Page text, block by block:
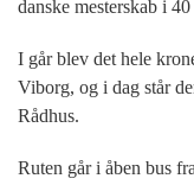
danske mesterskab i
I går blev det hele
Viborg, og i dag står
Rådhus.
Ruten går i åben bus